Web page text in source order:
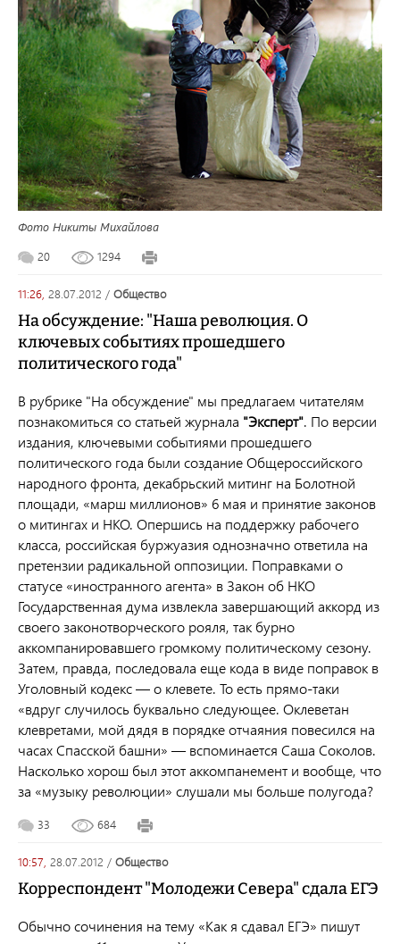
Фото Никиты Михайлова
20
1294
11:26, 28.07.2012 / общество
На обсуждение: "Наша революция. О
ключевых событиях прошедшего
политического года"
В рубрике "На обсуждение" мы предлагаем читателям
познакомиться со статьей журнала "Эксперт". По версии
издания, ключевыми событиями прошедшего
политического года были создание Общероссийского
народного фронта, декабрьский митинг на Болотной
площади, «марш миллионов» 6 мая и принятие законов
о митингах и НКО. Опершись на поддержку рабочего
класса, российская буржуазия однозначно ответила на
претензии радикальной оппозиции. Поправками о
статусе «иностранного агента» в Закон об НКО
Государственная дума извлекла завершающий аккорд из
своего законотворческого рояля, так бурно
аккомпанировавшего громкому политическому сезону.
Затем, правда, последовала еще кода в виде поправок в
Уголовный кодекс — о клевете. То есть прямо-таки
«вдруг случилось буквально следующее. Оклеветан
клевретами, мой дядя в порядке отчаяния повесился на
часах Спасской башни» — вспоминается Саша Соколов.
Насколько хорош был этот аккомпанемент и вообще, что
за «музыку революции» слушали мы больше полугода?
33 684
10:57, 28.07.2012 / общество
Корреспондент "Молодежи Севера" сдала ЕГЭ
Обычно сочинения на тему «Как я сдавал ЕГЭ» пишут